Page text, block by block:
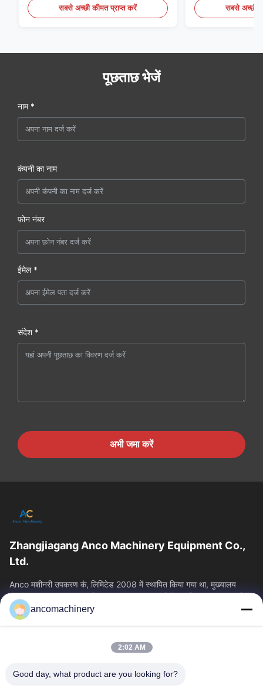
सबसे अच्छी कीमत प्राप्त करें सबसे अच्छी
पूछताछ भेजें
नाम *
कंपनी का नाम
फ़ोन नंबर
ईमेल *
संदेश *
अभी जमा करें
Zhangjiagang Anco Machinery Equipment Co.,
Ltd.
Anco मशीनरी उपकरण कं, लिमिटेड 2008 में स्थापित किया गया था, मुख्यालय
Zhangjiagang शहर, सुज़ौ शहर, Jiangsu प्रांत में स्थित है। यह एक उद्यम है कि
त्वरित लिंक
हमारे बारे में
फैक्टरी यात्रा
गुणवत्ता नियंत्रण
ancomachinery
2:02 AM
Good day, what product are you looking for?